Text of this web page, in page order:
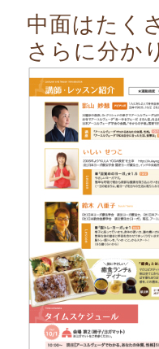
中面はたく
さらに分か